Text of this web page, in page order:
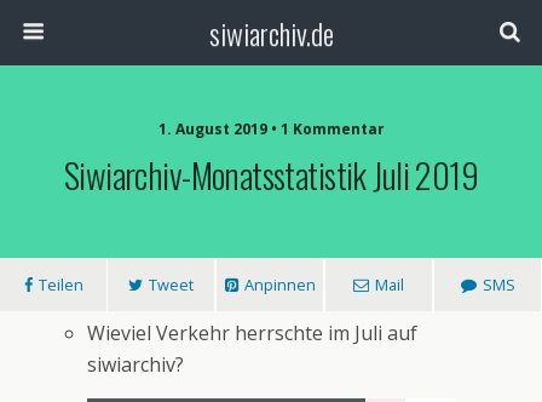
siwiarchiv.de
1. August 2019 • 1 Kommentar
Siwiarchiv-Monatsstatistik Juli 2019
Teilen Tweet Anpinnen Mail SMS
Wieviel Verkehr herrschte im Juli auf
siwiarchiv?